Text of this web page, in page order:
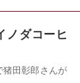
ノダコーヒ
猪田彰郎さんが